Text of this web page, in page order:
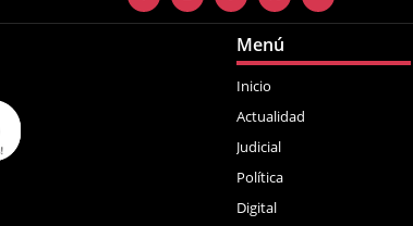
Menú
Inicio
Actualidad
Judicial
Política
Digital